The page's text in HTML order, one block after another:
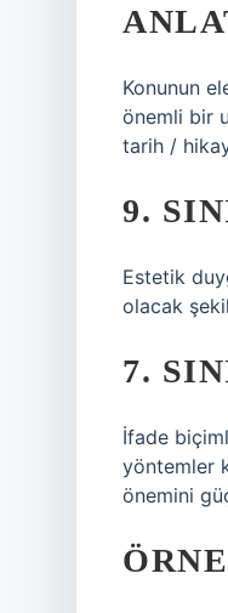
Konunun
önemli bir
tarih /
9.
Estetik
olacak
7.
İfade
yöntemler
önemini